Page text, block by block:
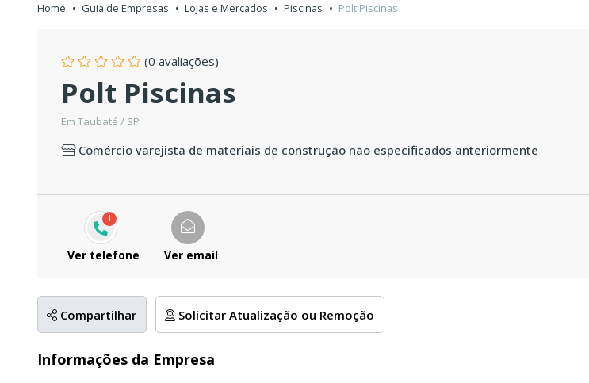
Home Guia de Empresas Lojas e Mercados Piscinas Polt Piscinas
(0 avaliações)
Polt Piscinas
Em Taubaté / SP
Comércio varejista de materiais de construção não especificados anteriormente
1
Ver telefone Ver email
Compartilhar Solicitar Atualização ou Remoção
Informações da Empresa